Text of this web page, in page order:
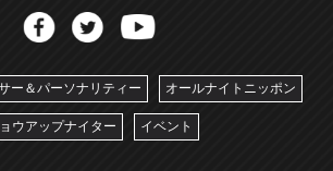
ー＆パーソナリティー オールナイトニッポン
ウアップナイター イベント